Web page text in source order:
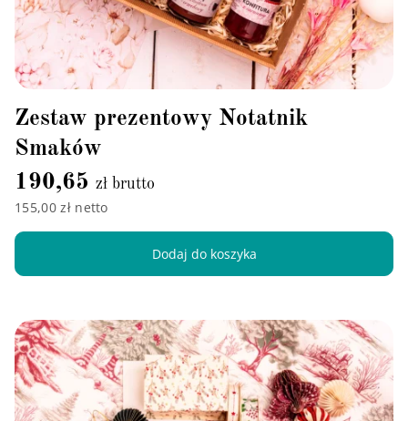
Zestaw prezentowy Notatnik
Smaków
190,65 zł brutto
155,00 zł netto
Dodaj do koszyka